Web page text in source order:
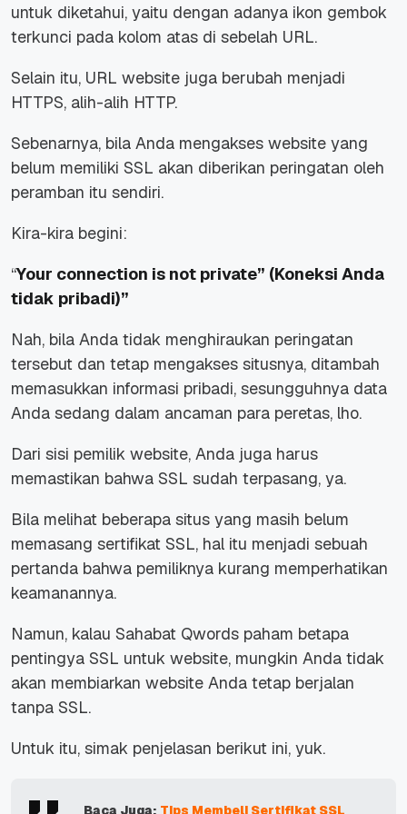
untuk diketahui, yaitu dengan adanya ikon gembok
terkunci pada kolom atas di sebelah URL.
Selain itu, URL website juga berubah menjadi
HTTPS, alih-alih HTTP.
Sebenarnya, bila Anda mengakses website yang
belum memiliki SSL akan diberikan peringatan oleh
peramban itu sendiri.
Kira-kira begini:
“Your connection is not private” (Koneksi Anda
tidak pribadi)”
Nah, bila Anda tidak menghiraukan peringatan
tersebut dan tetap mengakses situsnya, ditambah
memasukkan informasi pribadi, sesungguhnya data
Anda sedang dalam ancaman para peretas, lho.
Dari sisi pemilik website, Anda juga harus
memastikan bahwa SSL sudah terpasang, ya.
Bila melihat beberapa situs yang masih belum
memasang sertifikat SSL, hal itu menjadi sebuah
pertanda bahwa pemiliknya kurang memperhatikan
keamanannya.
Namun, kalau Sahabat Qwords paham betapa
pentingya SSL untuk website, mungkin Anda tidak
akan membiarkan website Anda tetap berjalan
tanpa SSL.
Untuk itu, simak penjelasan berikut ini, yuk.
Baca Juga: Tips Membeli Sertifikat SSL